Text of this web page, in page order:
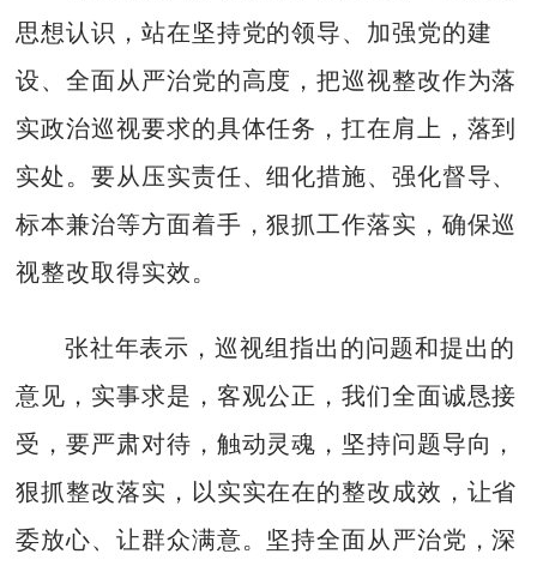
思想认识，站在坚持党的领导、加强党的建
设、全面从严治党的高度，把巡视整改作为落
实政治巡视要求的具体任务，扛在肩上，落到
实处。要从压实责任、细化措施、强化督导、
标本兼治等方面着手，狠抓工作落实，确保巡
视整改取得实效。
张社年表示，巡视组指出的问题和提出的
意见，实事求是，客观公正，我们全面诚恳接
受，要严肃对待，触动灵魂，坚持问题导向，
狠抓整改落实，以实实在在的整改成效，让省
委放心、让群众满意。坚持全面从严治党，深